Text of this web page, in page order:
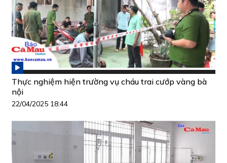
Thực nghiệm hiện trường vụ cháu trai cướp vàng bà
nội
22/04/2025 18:44